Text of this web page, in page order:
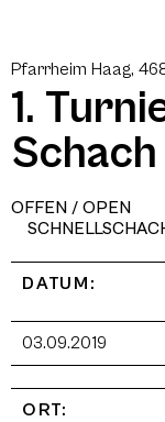
Pfarrheim Haag,
1.
OFFEN / OPEN
DATUM:
03.09.2019
ORT: